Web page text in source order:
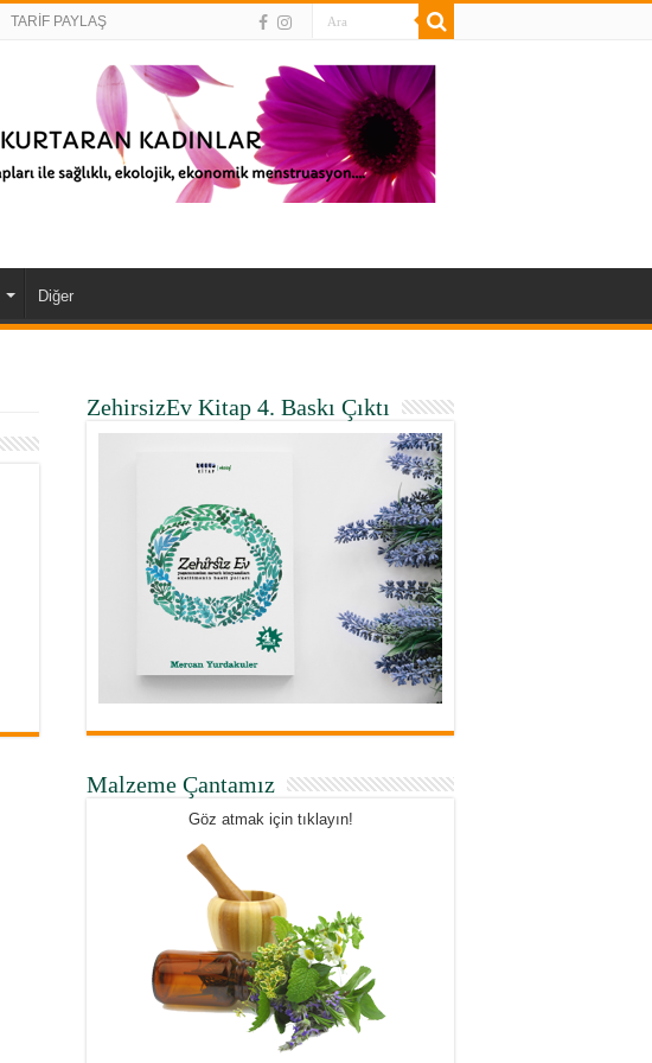
TARİF PAYLAŞ
Diğer
ZehirsizEv Kitap 4. Baskı Çıktı
Malzeme Çantamız
Göz atmak için tıklayın!